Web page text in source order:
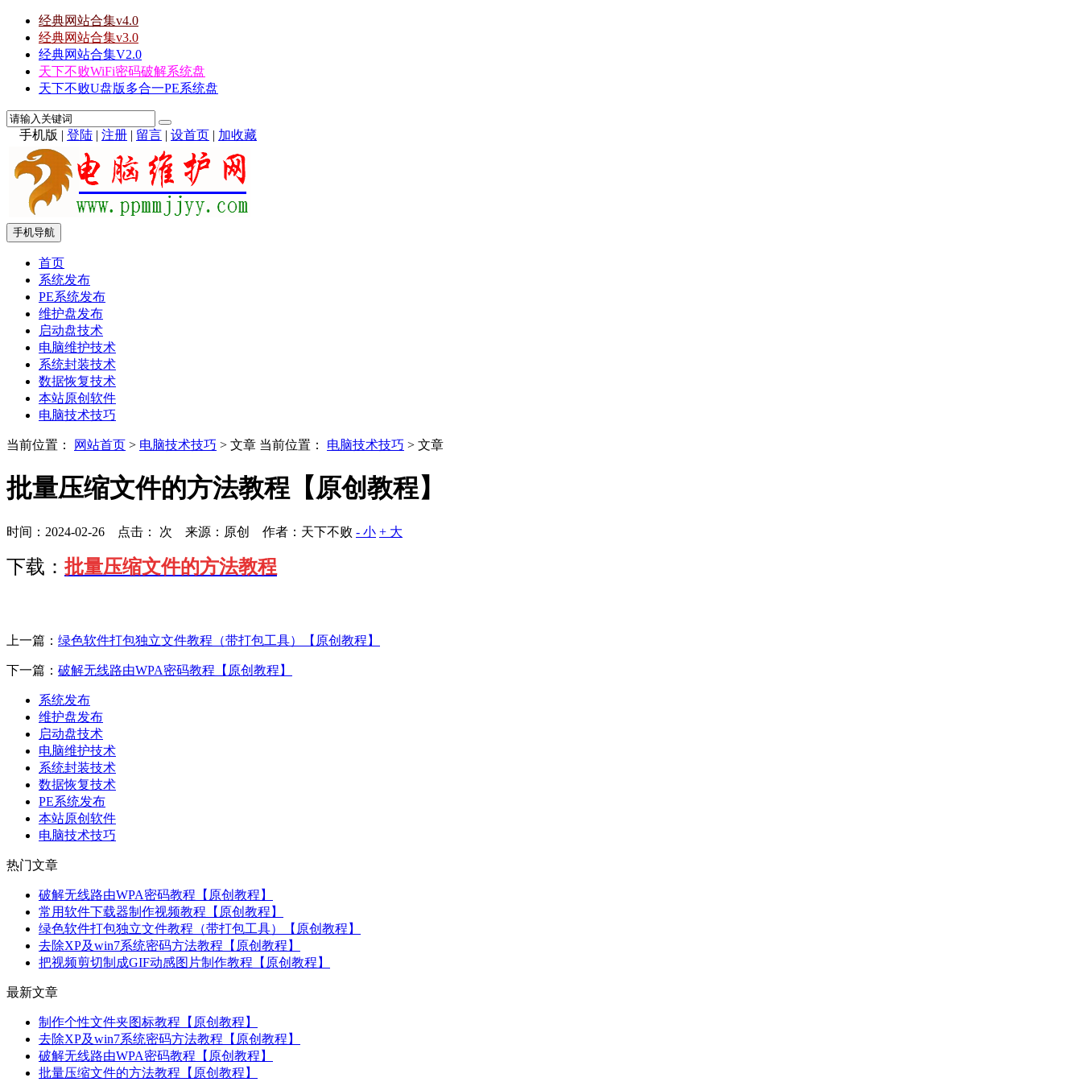
经典网站合集v4.0
经典网站合集v3.0
经典网站合集V2.0
天下不败WiFi密码破解系统盘
天下不败U盘版多合一PE系统盘
手机版 | 登陆 | 注册 | 留言 | 设首页 | 加收藏
手机导航
首页
系统发布
PE系统发布
维护盘发布
启动盘技术
电脑维护技术
系统封装技术
数据恢复技术
本站原创软件
电脑技术技巧
当前位置： 网站首页 > 电脑技术技巧 > 文章 当前位置： 电脑技术技巧 > 文章
批量压缩文件的方法教程【原创教程】
时间：2024-02-26 点击： 次 来源：原创 作者：天下不败 - 小 + 大
下载： 批量压缩文件的方法教程
上一篇： 绿色软件打包独立文件教程（带打包工具）【原创教程】
下一篇： 破解无线路由WPA密码教程【原创教程】
系统发布
维护盘发布
启动盘技术
电脑维护技术
系统封装技术
数据恢复技术
PE系统发布
本站原创软件
电脑技术技巧
热门文章
破解无线路由WPA密码教程【原创教程】
常用软件下载器制作视频教程【原创教程】
绿色软件打包独立文件教程（带打包工具）【原创教程】
去除XP及win7系统密码方法教程【原创教程】
把视频剪切制成GIF动感图片制作教程【原创教程】
最新文章
制作个性文件夹图标教程【原创教程】
去除XP及win7系统密码方法教程【原创教程】
破解无线路由WPA密码教程【原创教程】
批量压缩文件的方法教程【原创教程】